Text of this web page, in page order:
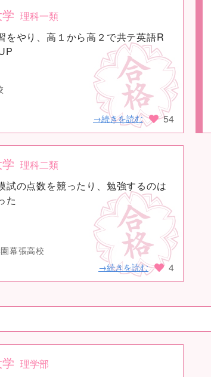
理科一類
をやり、高１から高２で共テ英語R
→続きを読む
54
理科二類
試の点数を競ったり、勉強するのは
た
幕張高校
→続きを読む
4
理学部